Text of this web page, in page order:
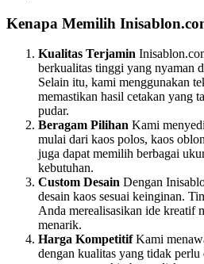
Kenapa Memilih
Kualitas Terjamin
berkualitas tinggi yang nyaman
Selain itu, kami menggunakan
memastikan hasil cetakan yang
pudar.
Beragam Pilihan Kami
mulai dari kaos polos, kaos
juga dapat memilih berbagai
kebutuhan.
Custom Desain Dengan
desain kaos sesuai keinginan.
Anda merealisasikan ide kreatif
menarik.
Harga KompetitifKami
dengan kualitas yang tidak